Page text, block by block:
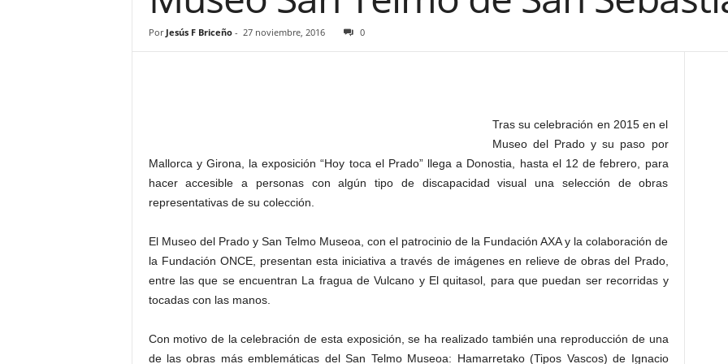
Por Jesús F Briceño- 27 noviembre, 2016 0
Tras su celebración en 2015 en el
Museo del Prado y su paso por
Mallorca y Girona, la exposición “Hoy toca el Prado” llega a Donostia, hasta el 12 de febrero, para
hacer accesible a personas con algún tipo de discapacidad visual una selección de obras
representativas de su colección.
El Museo del Prado y San Telmo Museoa, con el patrocinio de la Fundación AXA y la colaboración de
la Fundación ONCE, presentan esta iniciativa a través de imágenes en relieve de obras del Prado,
entre las que se encuentran La fragua de Vulcano y El quitasol, para que puedan ser recorridas y
tocadas con las manos.
Con motivo de la celebración de esta exposición, se ha realizado también una reproducción de una
de las obras más emblemáticas del San Telmo Museoa: Hamarretako (Tipos Vascos) de Ignacio